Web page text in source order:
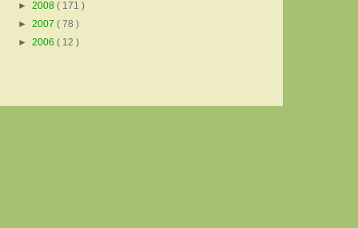
► 2008 ( 171 )
► 2007 ( 78 )
► 2006 ( 12 )